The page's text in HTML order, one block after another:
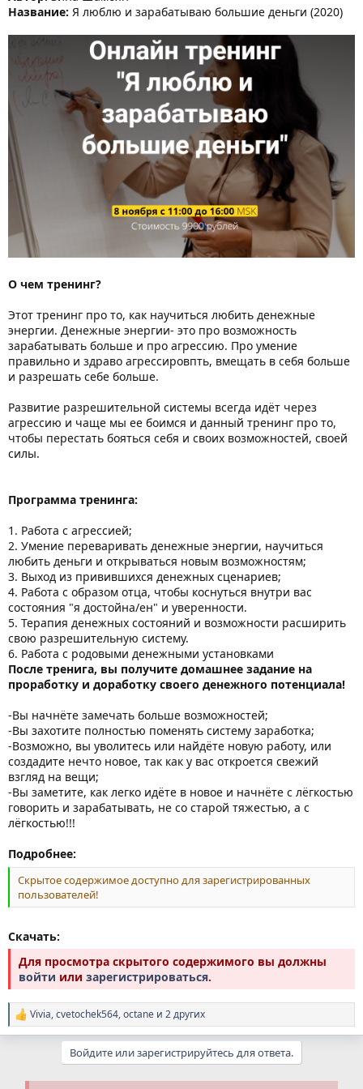
а
Название: Я люблю и зарабатываю большие деньги (2020)
О чем тренинг?
Этот тренинг про то, как научиться любить денежные
энергии. Денежные энергии- это про возможность
зарабатывать больше и про агрессию. Про умение
правильно и здраво агрессировпть, вмещать в себя больше
и разрешать себе больше.
Развитие разрешительной системы всегда идёт через
агрессию и чаще мы ее боимся и данный тренинг про то,
чтобы перестать бояться себя и своих возможностей, своей
силы.
Программа тренинга:
1. Работа с агрессией;
2. Умение переваривать денежные энергии, научиться
любить деньги и открываться новым возможностям;
3. Выход из привившихся денежных сценариев;
4. Работа с образом отца, чтобы коснуться внутри вас
состояния "я достойна/ен" и уверенности.
5. Терапия денежных состояний и возможности расширить
свою разрешительную систему.
6. Работа с родовыми денежными установками
После тренига, вы получите домашнее задание на
проработку и доработку своего денежного потенциала!
-Вы начнёте замечать больше возможностей;
-Вы захотите полностью поменять систему заработка;
-Возможно, вы уволитесь или найдёте новую работу, или
создадите нечто новое, так как у вас откроется свежий
взгляд на вещи;
-Вы заметите, как легко идёте в новое и начнёте с лёгкостью
говорить и зарабатывать, не со старой тяжестью, а с
лёгкостью!!!
Подробнее:
Скрытое содержимое доступно для зарегистрированных
пользователей!
Скачать:
Для просмотра скрытого содержимого вы должны
войти или зарегистрироваться.
Р
е
Vivia,cvetochek564,octane и 2 других
Войдите или зарегистрируйтесь для ответа.